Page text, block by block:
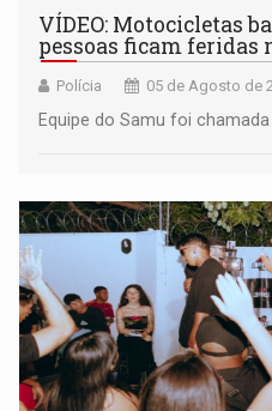
VÍDEO: Motocicletas
pessoas ficam feridas
Polícia 05 de Agosto de
Equipe do Samu foi